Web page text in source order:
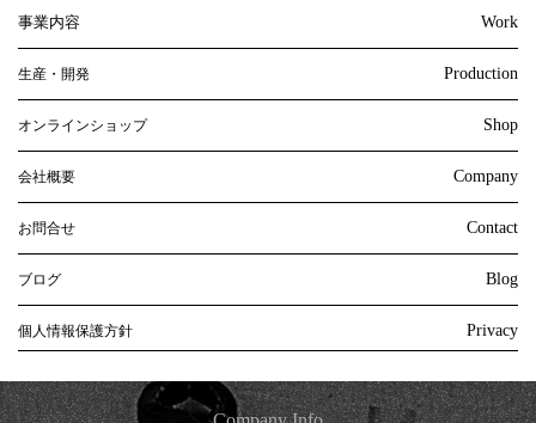
事業内容 Work
生産・開発 Production
オンラインショップ Shop
会社概要 Company
お問合せ Contact
ブログ Blog
個人情報保護方針 Privacy